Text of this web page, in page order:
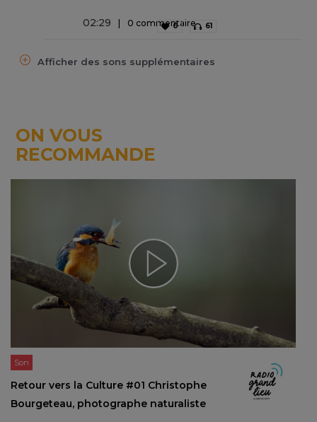
02:29 0 commentaire
0 61
Afficher des sons supplémentaires
ON VOUS
RECOMMANDE
Son
Retour vers la Culture #01 Christophe
Bourgeteau, photographe naturaliste